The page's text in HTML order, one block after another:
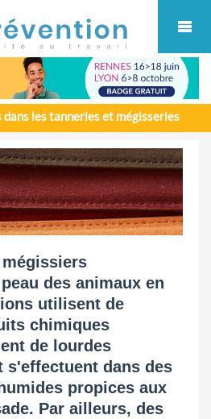
les tanneries et mégisseries
des animaux en
utilisent de
chimiques
de lourdes
s'effectuent dans des
propices aux
Par ailleurs, des